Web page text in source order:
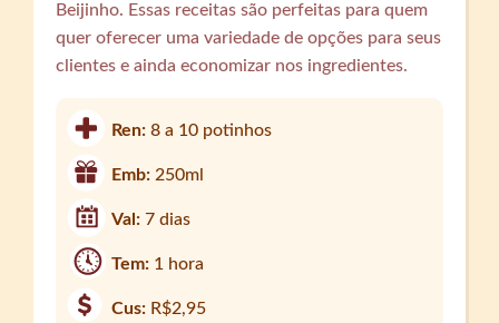
Beijinho. Essas receitas são perfeitas para quem
quer oferecer uma variedade de opções para seus
clientes e ainda economizar nos ingredientes.
Ren:8 a 10 potinhos
Emb:250ml
Val:7 dias
Tem: 1 hora
Cus: R$2,95